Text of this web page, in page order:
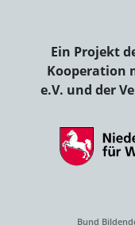
Ein Projekt
Kooperation
e.V. und der
Bund